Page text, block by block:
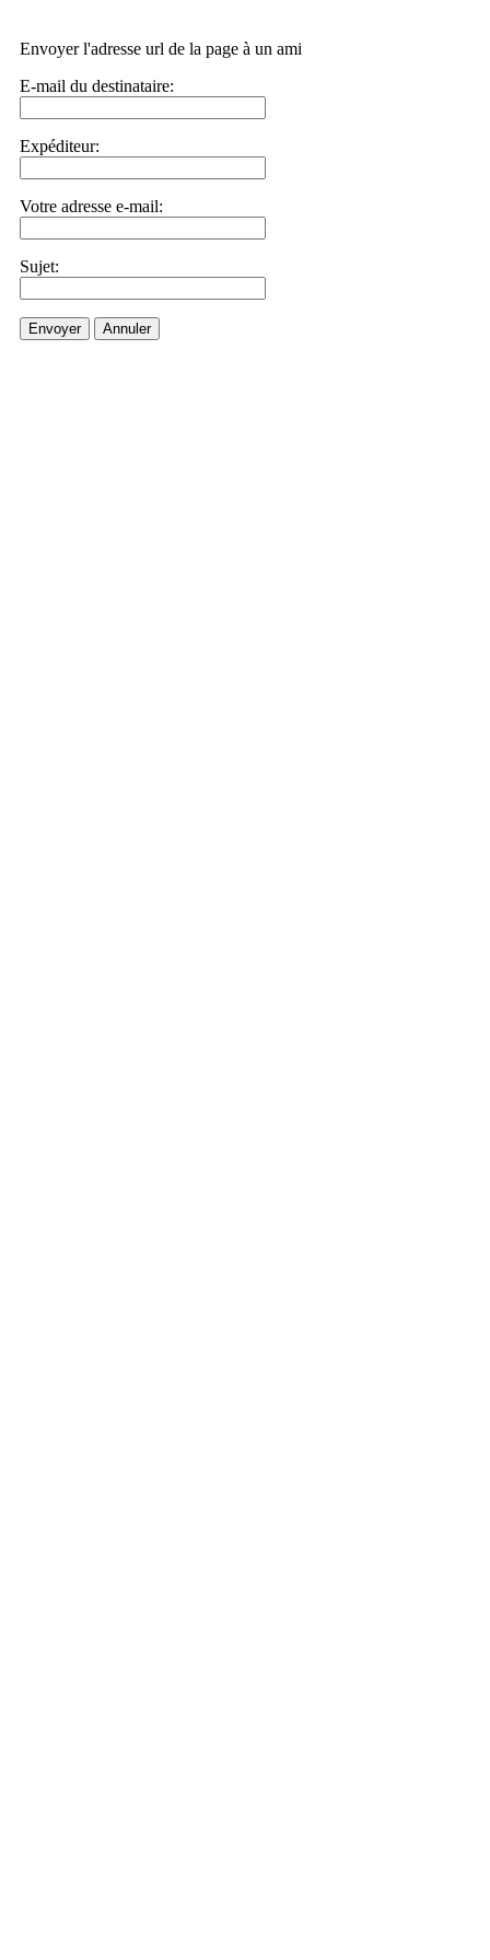
Envoyer l'adresse url de la page à un ami
E-mail du destinataire:
Expéditeur:
Votre adresse e-mail:
Sujet:
Envoyer Annuler